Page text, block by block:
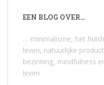
EEN BLOG OVER…
… minimalisme, het
leven, natuurlijke
bezinning, mindfulness
leven.